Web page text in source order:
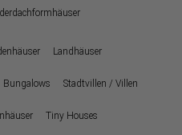
Landhäuser
Bungalows Stadtvillen / Villen
Tiny Houses